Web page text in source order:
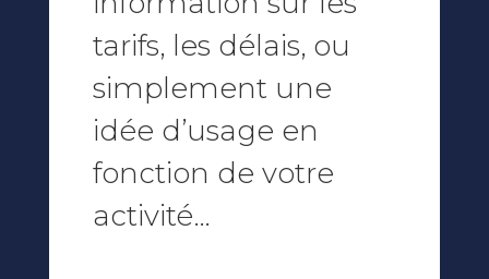
tarifs, les délais, ou
simplement une
idée d’usage en
fonction de votre
activité…